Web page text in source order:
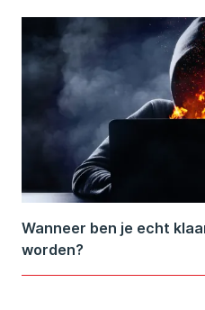
Wanneer ben je echt
worden?